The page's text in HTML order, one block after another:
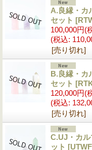
A.良縁・カ
セット
100,000円(
(税込:
[売り切れ]
B.良縁・カ
セット
120,000円(
(税込:
[売り切れ]
C.UJ・カ
ット